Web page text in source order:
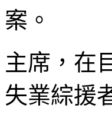
案。
主席，在
失業綜援